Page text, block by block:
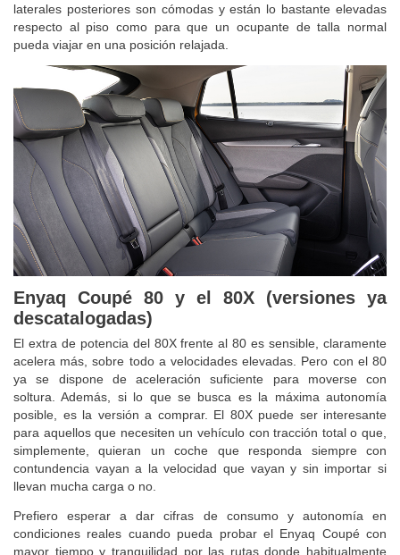
laterales posteriores son cómodas y están lo bastante elevadas
respecto al piso como para que un ocupante de talla normal
pueda viajar en una posición relajada.
Enyaq Coupé 80 y el 80X (versiones ya
descatalogadas)
El extra de potencia del 80X frente al 80 es sensible, claramente
acelera más, sobre todo a velocidades elevadas. Pero con el 80
ya se dispone de aceleración suficiente para moverse con
soltura. Además, si lo que se busca es la máxima autonomía
posible, es la versión a comprar. El 80X puede ser interesante
para aquellos que necesiten un vehículo con tracción total o que,
simplemente, quieran un coche que responda siempre con
contundencia vayan a la velocidad que vayan y sin importar si
llevan mucha carga o no.
Prefiero esperar a dar cifras de consumo y autonomía en
condiciones reales cuando pueda probar el Enyaq Coupé con
mayor tiempo y tranquilidad por las rutas donde habitualmente